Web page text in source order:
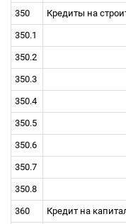
350 Кредиты на
350.1
350.2
350.3
350.4
350.5
350.6
350.7
350.8
360 Кредит на